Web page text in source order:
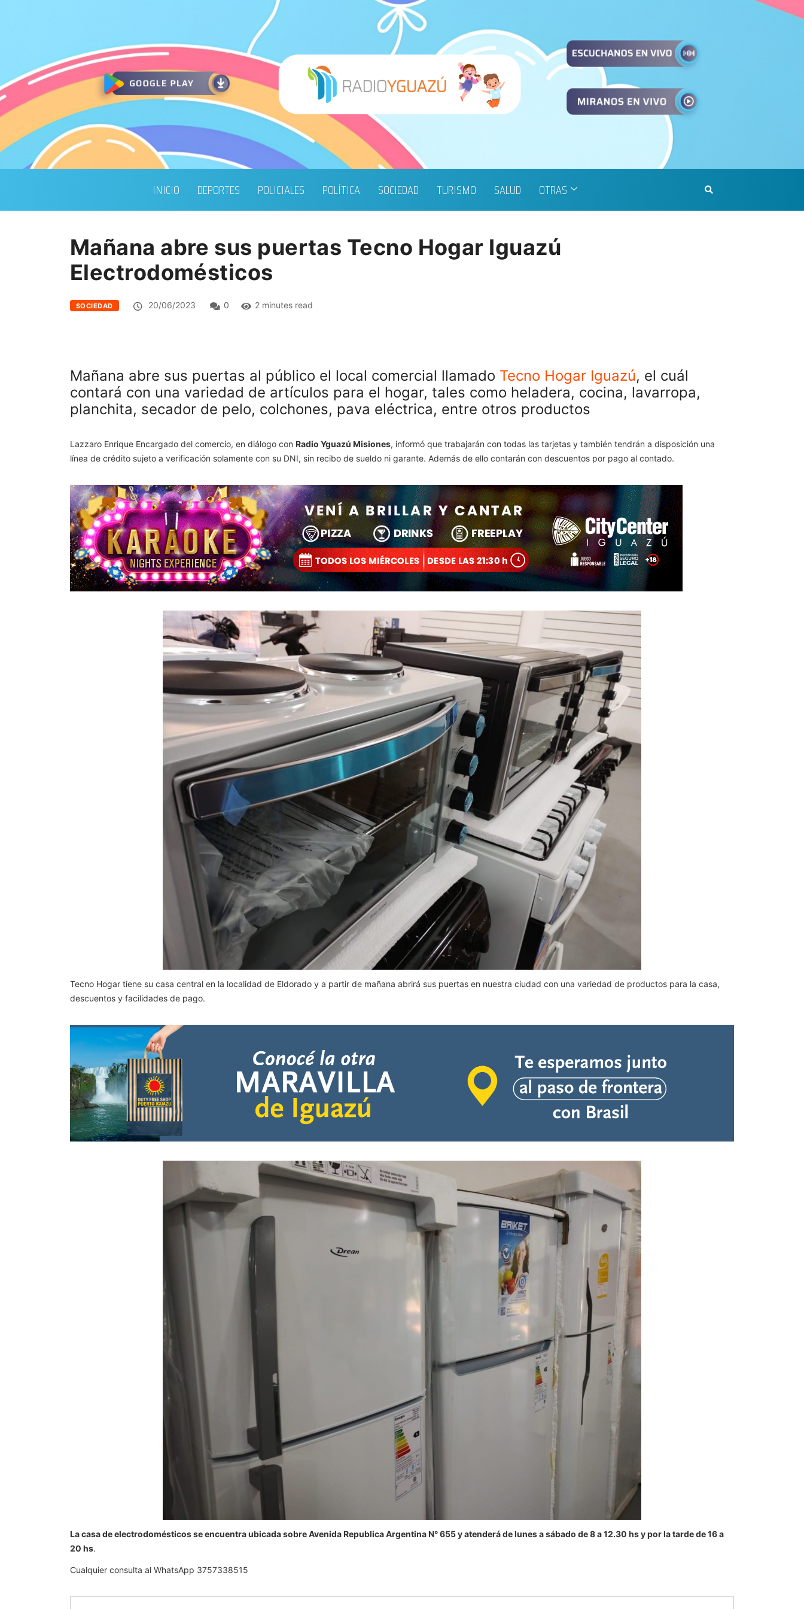
INICIO DEPORTES POLICIALES POLÍTICA SOCIEDAD TURISMO SALUD OTRAS
Mañana abre sus puertas Tecno Hogar Iguazú
Electrodomésticos
SOCIEDAD 20/06/2023 0 2 minutes read
Mañana abre sus puertas al público el local comercial llamado Tecno Hogar Iguazú, el cuál
contará con una variedad de artículos para el hogar, tales como heladera, cocina, lavarropa,
planchita, secador de pelo, colchones, pava eléctrica, entre otros productos
Lazzaro Enrique Encargado del comercio, en diálogo con Radio Yguazú Misiones, informó que trabajarán con todas las tarjetas y también tendrán a disposición una
línea de crédito sujeto a verificación solamente con su DNI, sin recibo de sueldo ni garante. Además de ello contarán con descuentos por pago al contado.
Tecno Hogar tiene su casa central en la localidad de Eldorado y a partir de mañana abrirá sus puertas en nuestra ciudad con una variedad de productos para la casa,
descuentos y facilidades de pago.
La casa de electrodomésticos se encuentra ubicada sobre Avenida Republica Argentina N° 655 y atenderá de lunes a sábado de 8 a 12.30 hs y por la tarde de 16 a
20 hs.
Cualquier consulta al WhatsApp 3757338515